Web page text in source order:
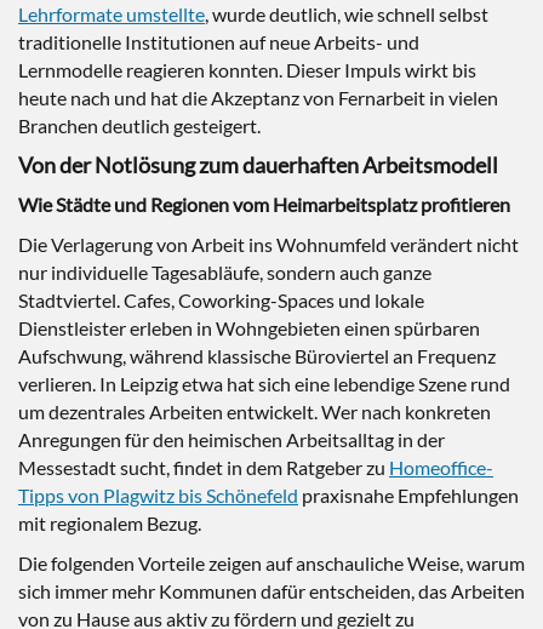
Lehrformate umstellte, wurde deutlich, wie schnell selbst
traditionelle Institutionen auf neue Arbeits- und
Lernmodelle reagieren konnten. Dieser Impuls wirkt bis
heute nach und hat die Akzeptanz von Fernarbeit in vielen
Branchen deutlich gesteigert.
Von der Notlösung zum dauerhaften Arbeitsmodell
Wie Städte und Regionen vom Heimarbeitsplatz profitieren
Die Verlagerung von Arbeit ins Wohnumfeld verändert nicht
nur individuelle Tagesabläufe, sondern auch ganze
Stadtviertel. Cafes, Coworking-Spaces und lokale
Dienstleister erleben in Wohngebieten einen spürbaren
Aufschwung, während klassische Büroviertel an Frequenz
verlieren. In Leipzig etwa hat sich eine lebendige Szene rund
um dezentrales Arbeiten entwickelt. Wer nach konkreten
Anregungen für den heimischen Arbeitsalltag in der
Messestadt sucht, findet in dem Ratgeber zu Homeoffice-
Tipps von Plagwitz bis Schönefeld praxisnahe Empfehlungen
mit regionalem Bezug.
Die folgenden Vorteile zeigen auf anschauliche Weise, warum
sich immer mehr Kommunen dafür entscheiden, das Arbeiten
von zu Hause aus aktiv zu fördern und gezielt zu